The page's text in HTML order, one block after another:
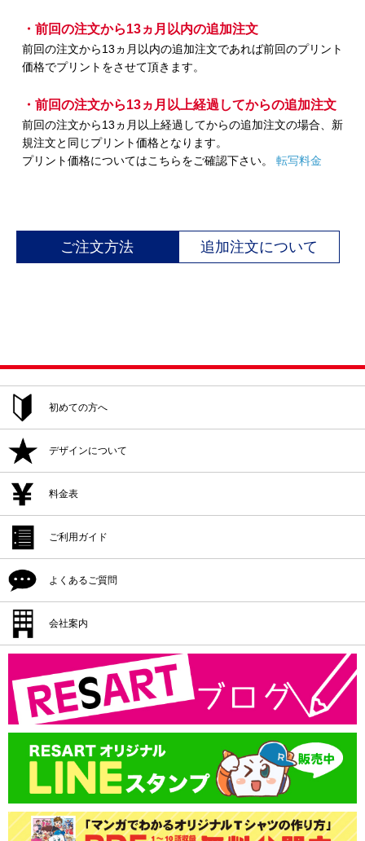
・前回の注文から13ヵ月以内の追加注文
前回の注文から13ヵ月以内の追加注文であれば前回のプリント
価格でプリントをさせて頂きます。
・前回の注文から13ヵ月以上経過してからの追加注文
前回の注文から13ヵ月以上経過してからの追加注文の場合、新
規注文と同じプリント価格となります。
プリント価格についてはこちらをご確認下さい。 転写料金
ご注文方法 追加注文について
初めての方へ
ご注文方法
追加注文・再注文
デザインについて
デザイン作成
デザイン入稿
プリント方法
プリントサイズ
書体一覧
料金表
デザイン作成
デザイン入稿
プリント方法
プリント色
プリントサイズ
書体一覧
ご利用ガイド
シルクプリント料金
インクジェットプリント料金
カッティングプリント料金
版代
オプション料
よくあるご質問
配送・納期
返品・交換・キャンセル
支払方法
領収書の発行
オプション料
会社案内